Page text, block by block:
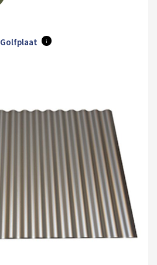
Golfplaat i